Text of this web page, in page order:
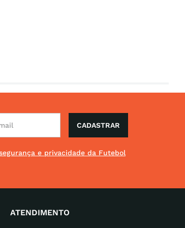
CADASTRAR
e privacidade da Futebol
ATENDIMENTO